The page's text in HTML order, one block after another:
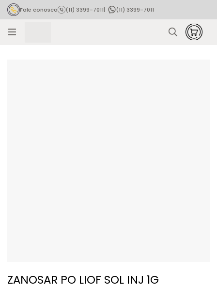
Fale conosco (11) 3399-7011|
(11) 3399-7011
ZANOSAR PO LIOF SOL INJ 1G